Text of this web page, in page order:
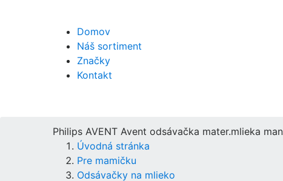
Domov
Náš sortiment
Značky
Kontakt
Philips AVENT Avent odsávačka mater.mlieka
Úvodná stránka
Pre mamičku
Odsávačky na mlieko